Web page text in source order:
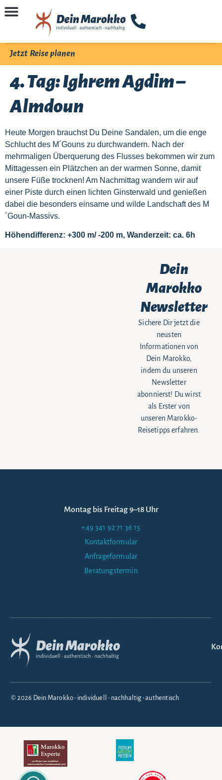
Jetzt Reise planen
4. Tag: Ighrem Agdim –
Almdoun
Heute Morgen brauchst Du Deine Sandalen, um die enge
Schlucht des M´Gouns zu durchwandern. Nach der
mehrmaligen Überquerung des Flusses bekommen wir zum
Mittagessen ein Plätzchen an der warmen Sonne, damit
unsere Füße trocknen! Am Nachmittag wandern wir auf
einer Piste durch einen lichten Ginsterwald und genießen
dabei die besonders einsame und wilde Landschaft des M
´Goun-Massivs.
Höhendifferenz: +300 m/ -200 m, Wanderzeit: ca. 6h
Dein
Marokko
Newsletter
Sichere Dir jetzt die
neusten
Informationen von
Dein Marokko,
indem du unseren
Newsletter
abonnierst! Du wirst
als Erster von
unseren Marokko-
Reisetipps erfahren.
Montag bis Freitag 9–18 Uhr
+49 341 92 71 36 15
Kontaktformular
Anfrageformular
Beratungstermin
© 2026 Dein Marokko • individuell • nachhaltig • authentisch